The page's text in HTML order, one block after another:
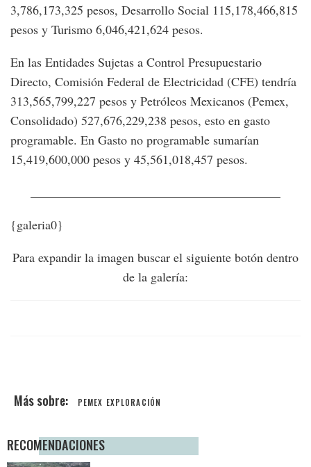
3,786,173,325 pesos, Desarrollo Social 115,178,466,815
pesos y Turismo 6,046,421,624 pesos.
En las Entidades Sujetas a Control Presupuestario
Directo, Comisión Federal de Electricidad (CFE) tendría
313,565,799,227 pesos y Petróleos Mexicanos (Pemex,
Consolidado) 527,676,229,238 pesos, esto en gasto
programable. En Gasto no programable sumarían
15,419,600,000 pesos y 45,561,018,457 pesos.
{galeria0}
Para expandir la imagen buscar el siguiente botón dentro
de la galería:
PEMEX EXPLORACIÓN
RECOMENDACIONES